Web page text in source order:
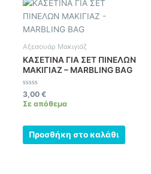
Αξεσουάρ Μακιγιάζ
ΚΑΣΕΤΙΝΑ ΓΙΑ ΣΕΤ ΠΙΝΕΛΩΝ
ΜΑΚΙΓΙΑΖ – MARBLING BAG
Βαθμολογήθηκε
με
0
3,00 €
Σε απόθεμα
Προσθήκη στο καλάθι